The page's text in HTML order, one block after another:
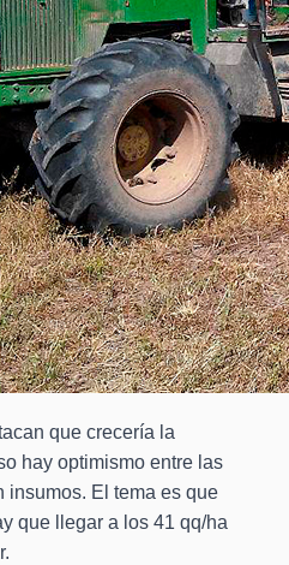
que crecería la
hay optimismo entre las
insumos. El tema es que
que llegar a los 41 qq/ha